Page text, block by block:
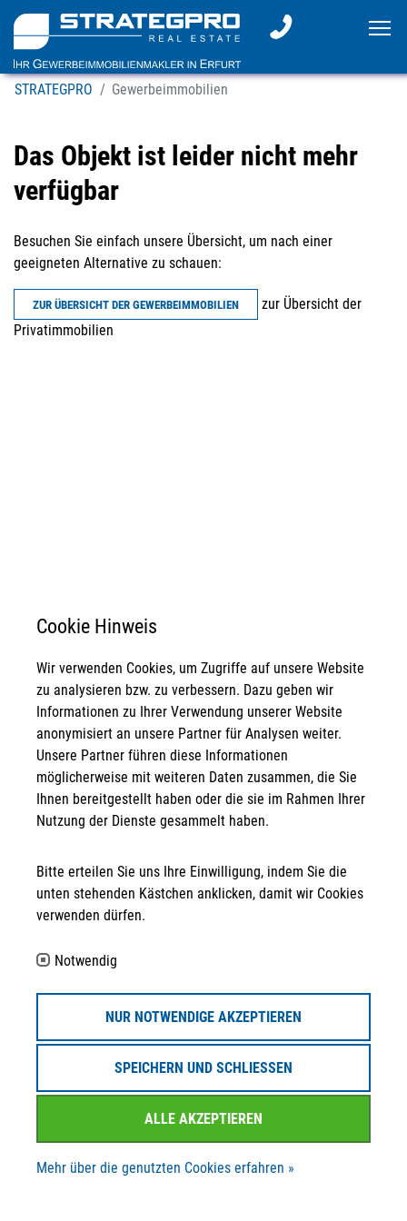
STRATEGPRO Gewerbeimmobilien
Das Objekt ist leider nicht mehr
verfügbar
Besuchen Sie einfach unsere Übersicht, um nach einer
geeigneten Alternative zu schauen:
ZUR ÜBERSICHT DER GEWERBEIMMOBILIEN
zur Übersicht der
Privatimmobilien
Anschrift
Neuwerkstraße 45/46
+49 361 30 258 - 130
Folgen Sie uns auf ...
Cookie Hinweis
Wir verwenden Cookies, um Zugriffe auf unsere Website
zu analysieren bzw. zu verbessern. Dazu geben wir
Informationen zu Ihrer Verwendung unserer Website
anonymisiert an unsere Partner für Analysen weiter.
Unsere Partner führen diese Informationen
möglicherweise mit weiteren Daten zusammen, die Sie
Ihnen bereitgestellt haben oder die sie im Rahmen Ihrer
Nutzung der Dienste gesammelt haben.
Bitte erteilen Sie uns Ihre Einwilligung, indem Sie die
unten stehenden Kästchen anklicken, damit wir Cookies
verwenden dürfen.
Notwendig
NUR NOTWENDIGE AKZEPTIEREN
SPEICHERN UND SCHLIESSEN
ALLE AKZEPTIEREN
Mehr über die genutzten Cookies erfahren »